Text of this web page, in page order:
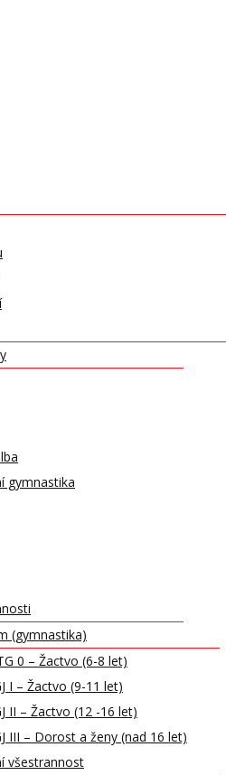
gymnastika
(gymnastika)
0 – Žactvo (6-8 let)
I – Žactvo (9-11 let)
II – Žactvo (12 -16 let)
III – Dorost a ženy (nad 16 let)
všestrannost